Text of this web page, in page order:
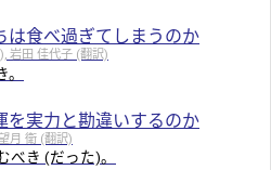
は食べ過ぎてしまうのか
岩田 佳代子 (翻訳)
を実力と勘違いするのか
月 衛 (翻訳)
べき (だった)。